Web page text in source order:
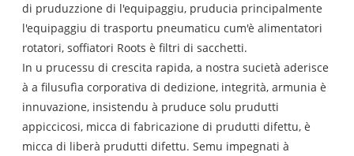
di pruduzzione di l'equipaggiu, pruducia principalmente
l'equipaggiu di trasportu pneumaticu cum'è alimentatori
rotatori, soffiatori Roots è filtri di sacchetti.
In u prucessu di crescita rapida, a nostra sucietà aderisce
à a filusufìa corporativa di dedizione, integrità, armunia è
innuvazione, insistendu à pruduce solu prudutti
appiccicosi, micca di fabricazione di prudutti difettu, è
micca di liberà prudutti difettu. Semu impegnati à